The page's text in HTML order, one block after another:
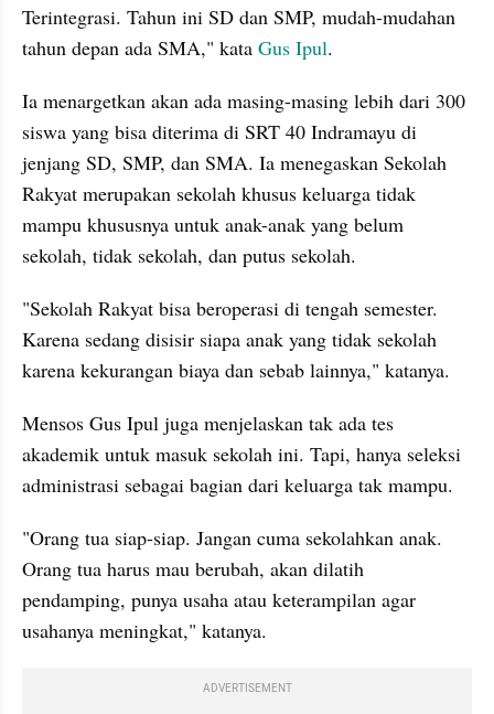
Terintegrasi. Tahun ini SD dan SMP, mudah-mudahan
tahun depan ada SMA," kata Gus Ipul.
Ia menargetkan akan ada masing-masing lebih dari 300
siswa yang bisa diterima di SRT 40 Indramayu di
jenjang SD, SMP, dan SMA. Ia menegaskan Sekolah
Rakyat merupakan sekolah khusus keluarga tidak
mampu khususnya untuk anak-anak yang belum
sekolah, tidak sekolah, dan putus sekolah.
"Sekolah Rakyat bisa beroperasi di tengah semester.
Karena sedang disisir siapa anak yang tidak sekolah
karena kekurangan biaya dan sebab lainnya," katanya.
Mensos Gus Ipul juga menjelaskan tak ada tes
akademik untuk masuk sekolah ini. Tapi, hanya seleksi
administrasi sebagai bagian dari keluarga tak mampu.
"Orang tua siap-siap. Jangan cuma sekolahkan anak.
Orang tua harus mau berubah, akan dilatih
pendamping, punya usaha atau keterampilan agar
usahanya meningkat," katanya.
ADVERTISEMENT